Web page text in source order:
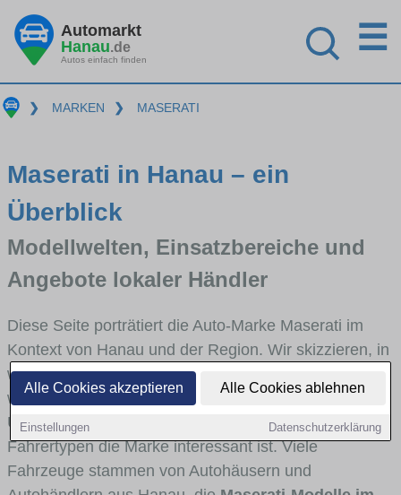
Alle Cookies akzeptieren Alle Cookies ablehnen
Einstellungen Datenschutzerklärung
Automarkt
Hanau.de
Autos einfach finden
☰
❯ MARKEN ❯ MASERATI
Maserati in Hanau – ein
Überblick
Modellwelten, Einsatzbereiche und
Angebote lokaler Händler
Diese Seite porträtiert die Auto-Marke Maserati im
Kontext von Hanau und der Region. Wir skizzieren, in
welchen Fahrzeugklassen Maserati stark vertreten ist,
welche Modellreihen häufig im Stadt- und
Umlandverkehr zu sehen sind und für welche
Fahrertypen die Marke interessant ist. Viele
Fahrzeuge stammen von Autohäusern und